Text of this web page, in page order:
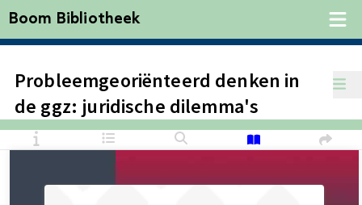
Boom Bibliotheek
Probleemgeoriënteerd denken in
de ggz: juridische dilemma's